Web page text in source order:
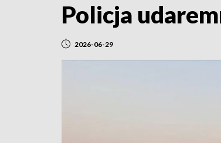
Policja
2026-06-29